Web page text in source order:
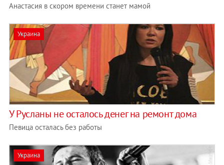
Анастасия в скором времени станет мамой
Украина
У Русланы не осталось денег на ремонт дома
Певица осталась без работы
Украина